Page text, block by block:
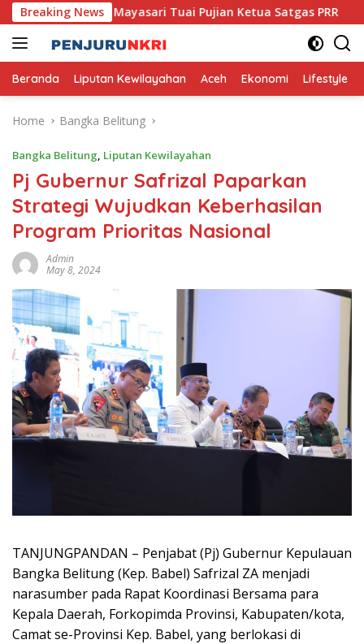
Skip
to
content
Breaking News
Mikro Mayasari Tuai Pujian Ketua Satgas PRR
Beranda Liputan Kewilayahan Aceh Ekonomi Lifestyle
Home Bangka Belitung
Bangka Belitung, Liputan Kewilayahan
Pj Gubernur Safrizal Paparkan
Strategi Wujudkan Keberhasilan
Program Prioritas Nasional
Admin
May 8, 2024
TANJUNGPANDAN – Penjabat (Pj) Gubernur Kepulauan
Bangka Belitung (Kep. Babel) Safrizal ZA menjadi
narasumber pada Rapat Koordinasi Bersama para
Kepala Daerah, Forkopimda Provinsi, Kabupaten/kota,
Camat se-Provinsi Kep. Babel, yang berlokasi di